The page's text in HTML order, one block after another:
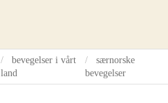
bevegelser i vårt
land
særnorske
bevegelser